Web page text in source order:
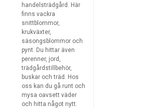
handelsträdgård. Här
finns vackra
snittblommor,
krukväxter,
säsongsblommor och
pynt. Du hittar även
perenner, jord,
trädgårdstillbehör,
buskar och träd. Hos
oss kan du gå runt och
mysa oavsett väder
och hitta något nytt.